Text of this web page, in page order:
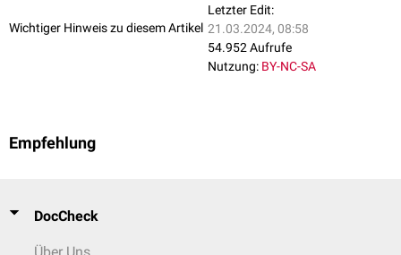
Wichtiger Hinweis zu diesem Artikel
Letzter Edit:
21.03.2024, 08:58
54.952 Aufrufe
Nutzung: BY-NC-SA
Empfehlung
DocCheck